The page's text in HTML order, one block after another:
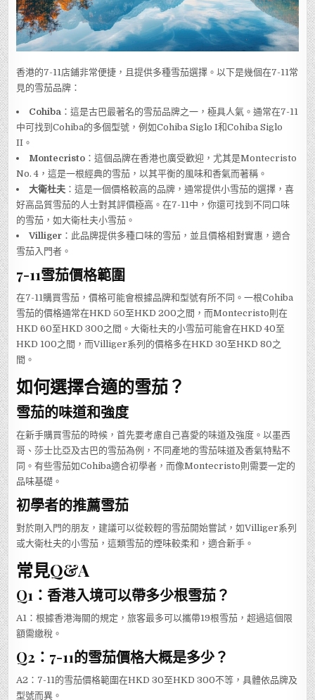
香港的7-11店鋪非常便捷，且提供多種雪茄選擇。以下是幾個在7-11常
見的雪茄品牌：
Cohiba ：這是古巴最著名的雪茄品牌之一，極具人氣。通常在7-11
中可找到Cohiba的多個型號，例如Cohiba Siglo I和Cohiba Siglo
II。
Montecristo ：這個品牌在香港也廣受歡迎，尤其是Montecristo
No. 4，這是一根經典的雪茄，以其平衡的風味和香氣而著稱。
大衛杜夫 ：這是一個價格較高的品牌，通常提供小雪茄的選擇，喜
好高品質雪茄的人士對其評價極高。在7-11中，你還可找到不同口味
的雪茄，如大衛杜夫小雪茄。
Villiger ：此品牌提供多種口味的雪茄，並且價格相對實惠，適合
雪茄入門者。
7-11雪茄價格範圍
在7-11購買雪茄，價格可能會根據品牌和型號有所不同。一根Cohiba
雪茄的價格通常在HKD 50至HKD 200之間，而Montecristo則在
HKD 60至HKD 300之間。大衛杜夫的小雪茄可能會在HKD 40至
HKD 100之間，而Villiger系列的價格多在HKD 30至HKD 80之
間。
如何選擇合適的雪茄？
雪茄的味道和強度
在新手購買雪茄的時候，首先要考慮自己喜愛的味道及強度。以墨西
哥、莎士比亞及古巴的雪茄為例，不同產地的雪茄味道及香氣特點不
同。有些雪茄如Cohiba適合初學者，而像Montecristo則需要一定的
品味基礎。
初學者的推薦雪茄
對於剛入門的朋友，建議可以從較輕的雪茄開始嘗試，如Villiger系列
或大衛杜夫的小雪茄，這類雪茄的煙味較柔和，適合新手。
常見Q&A
Q1：香港入境可以帶多少根雪茄？
A1：根據香港海關的規定，旅客最多可以攜帶19根雪茄，超過這個限
額需繳稅。
Q2：7-11的雪茄價格大概是多少？
A2：7-11的雪茄價格範圍在HKD 30至HKD 300不等，具體依品牌及
型號而異。